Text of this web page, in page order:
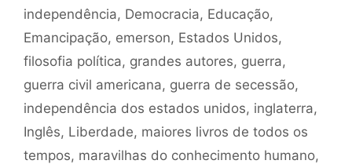
independência, Democracia, Educação,
Emancipação, emerson, Estados Unidos,
filosofia política, grandes autores, guerra,
guerra civil americana, guerra de secessão,
independência dos estados unidos, inglaterra,
Inglês, Liberdade, maiores livros de todos os
tempos, maravilhas do conhecimento humano,